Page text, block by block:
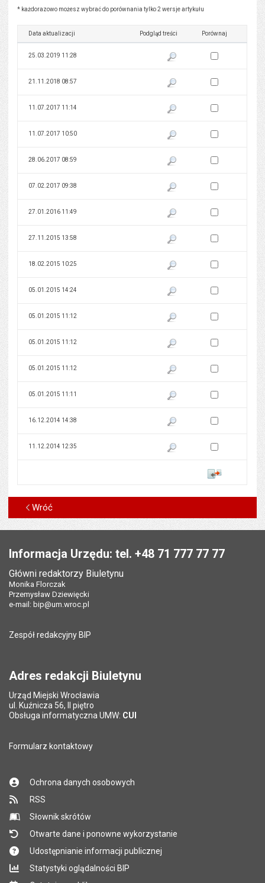
Rejestr zmian treści artykułu: Komisja Rewizyjna (VII kadencja, lata 2014-2018)
* każdorazowo możesz wybrać do porównania tylko 2 wersje artykułu
Data aktualizacji Podgląd treści Porównaj
25.03.2019 11:28 Pokaż podgląd wersji z dnia
Zaznacz wersję do
21.11.2018 08:57 Pokaż podgląd wersji z dnia
Zaznacz wersję do
11.07.2017 11:14 Pokaż podgląd wersji z dnia
Zaznacz wersję do
11.07.2017 10:50 Pokaż podgląd wersji z dnia
Zaznacz wersję do
28.06.2017 08:59 Pokaż podgląd wersji z dnia
Zaznacz wersję do
07.02.2017 09:38 Pokaż podgląd wersji z dnia
Zaznacz wersję do
27.01.2016 11:49 Pokaż podgląd wersji z dnia
Zaznacz wersję do
27.11.2015 13:58 Pokaż podgląd wersji z dnia
Zaznacz wersję do
18.02.2015 10:25 Pokaż podgląd wersji z dnia
Zaznacz wersję do
05.01.2015 14:24 Pokaż podgląd wersji z dnia
Zaznacz wersję do
05.01.2015 11:12 Pokaż podgląd wersji z dnia
Zaznacz wersję do
05.01.2015 11:12 Pokaż podgląd wersji z dnia
Zaznacz wersję do
05.01.2015 11:12 Pokaż podgląd wersji z dnia
Zaznacz wersję do
05.01.2015 11:11 Pokaż podgląd wersji z dnia
Zaznacz wersję do
16.12.2014 14:38 Pokaż podgląd wersji z dnia
Zaznacz wersję do
11.12.2014 12:35 Pokaż podgląd wersji z dnia
Zaznacz wersję do
Porównaj
Wróć
Informacja Urzędu: tel. +48 71 777 77 77
Główni redaktorzy Biuletynu
Monika Florczak
Przemysław Dziewięcki
e-mail: bip@um.wroc.pl
Zespół redakcyjny BIP
Adres redakcji Biuletynu
Urząd Miejski Wrocławia
ul. Kuźnicza 56, II piętro
Obsługa informatyczna UMW: CUI
Formularz kontaktowy
Ochrona danych osobowych
RSS
Słownik skrótów
Otwarte dane i ponowne wykorzystanie
Udostępnianie informacji publicznej
Statystyki oglądalności BIP